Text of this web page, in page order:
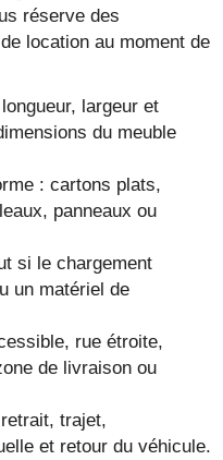
réserve des
location au moment de
largeur et
du meuble
: cartons plats,
panneaux ou
si le chargement
un matériel de
rue étroite,
de livraison ou
trajet,
et retour du véhicule.